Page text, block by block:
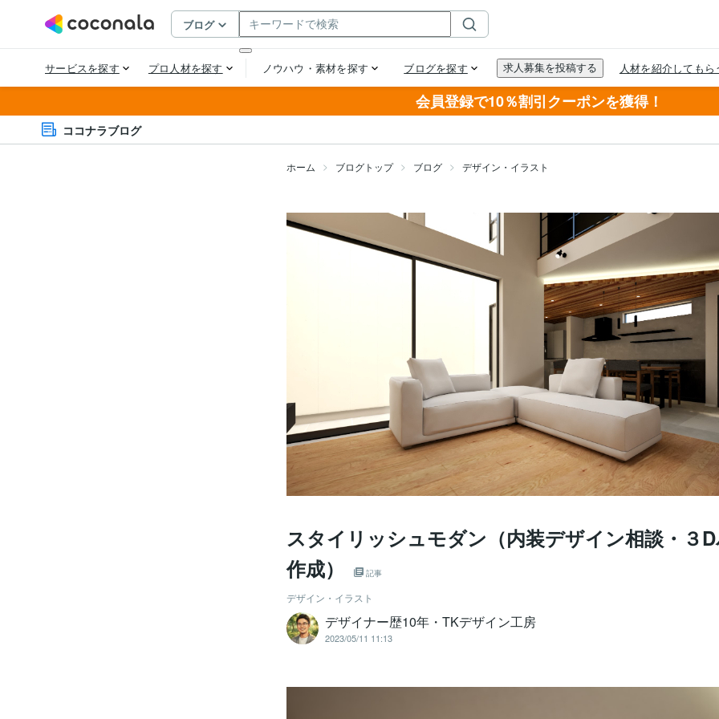
会員登録で10％割引クーポンを獲得！
ココナラブログ
ホーム ブログトップ ブログ デザイン・イラスト
スタイリッシュモダン（内装デザイン相談・３
作成）
記事
デザイン・イラスト
デザイナー歴10年・TKデザイン工房
2023/05/11 11:13